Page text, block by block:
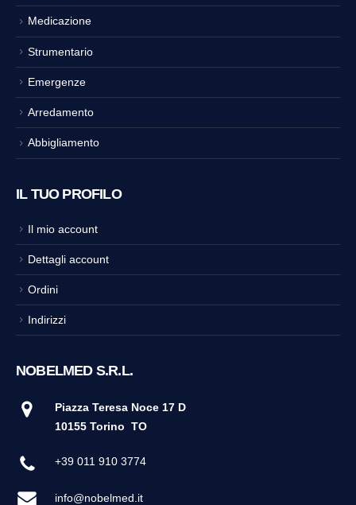
Medicazione
Strumentario
Emergenze
Arredamento
Abbigliamento
IL TUO PROFILO
Il mio account
Dettagli account
Ordini
Indirizzi
NOBELMED S.R.L.
Piazza Teresa Noce 17 D
10155 Torino TO
+39 011 910 3774
info@nobelmed.it